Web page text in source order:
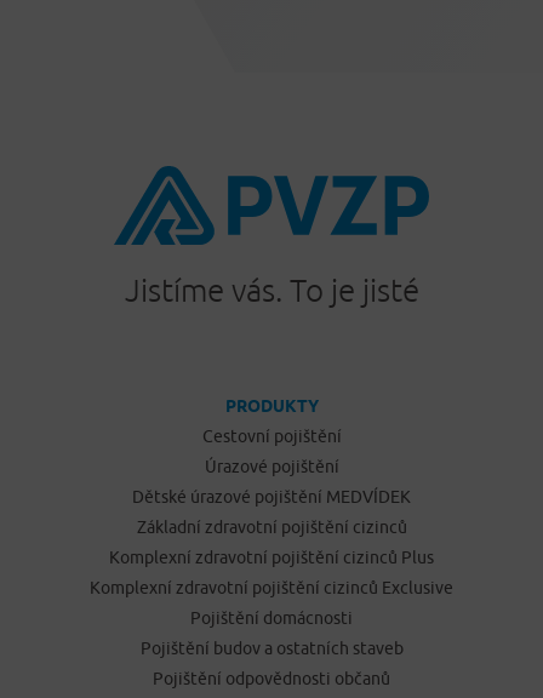
Jistíme vás. To je jisté
PRODUKTY
Cestovní pojištění
Úrazové pojištění
Dětské úrazové pojištění MEDVÍDEK
Základní zdravotní pojištění cizinců
Komplexní zdravotní pojištění cizinců Plus
Komplexní zdravotní pojištění cizinců Exclusive
Pojištění domácnosti
Pojištění budov a ostatních staveb
Pojištění odpovědnosti občanů